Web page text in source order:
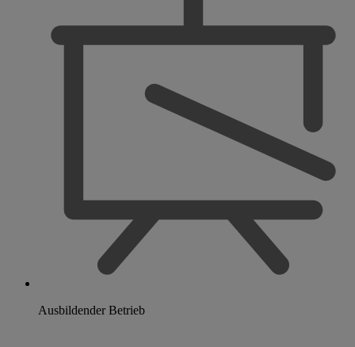
Ausbildender Betrieb